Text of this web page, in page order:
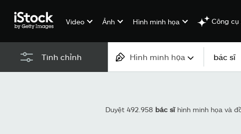
Video Ảnh Hình minh họa Công cụ
Tinh chỉnh Hình minh họa
Duyệt 492.958 bác sĩhình minh họa và